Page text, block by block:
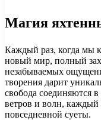
Магия
Каждый раз, когда мы
новый мир, полный
незабываемых
творения дарит
свобода соединяются
ветров и волн,
повседневной суеты.